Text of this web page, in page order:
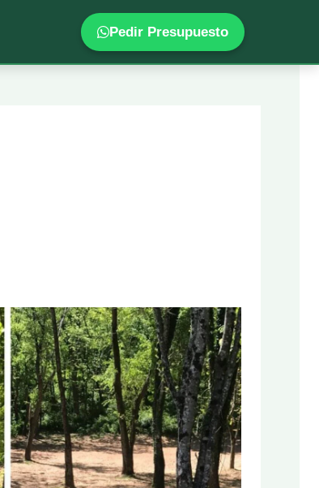
Pedir Presupuesto